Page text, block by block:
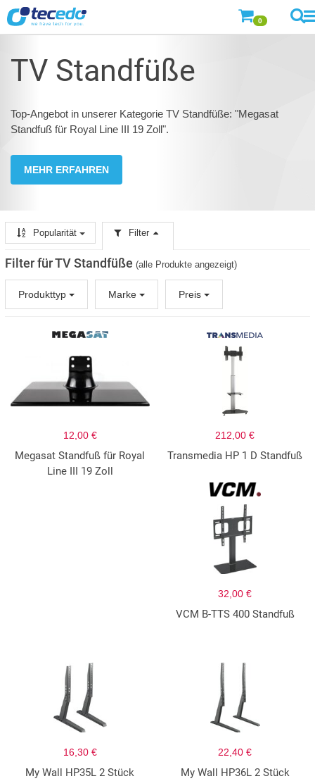
0
TV Standfüße
Top-Angebot in unserer Kategorie TV Standfüße: "Megasat
Standfuß für Royal Line III 19 Zoll".
MEHR ERFAHREN
Popularität Filter
Filter für TV Standfüße (alle Produkte angezeigt)
Produkttyp Marke Preis
12,00 €
Megasat Standfuß für Royal
Line III 19 Zoll
212,00 €
Transmedia HP 1 D Standfuß
32,00 €
VCM B-TTS 400 Standfuß
16,30 €
My Wall HP35L 2 Stück
22,40 €
My Wall HP36L 2 Stück